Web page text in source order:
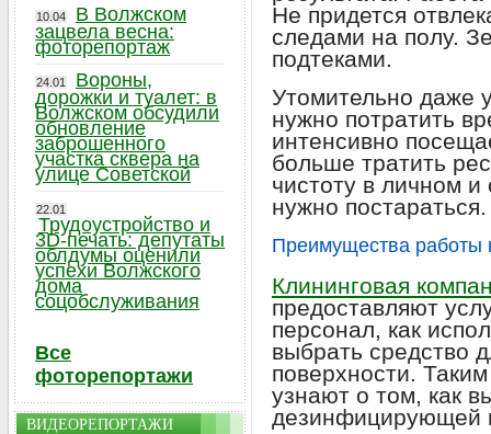
Не придется
следами на полу.
подтеками.
Утомительно даже
нужно потратить
интенсивно
больше тратить
чистоту в личном
нужно постараться.
Преимущества работы
Клининговая
предоставляют
персонал, как
выбрать средство
поверхности.
узнают о том, как
дезинфицирующей
10.04
В Волжском
зацвела весна:
фоторепортаж
24.01
Вороны,
дорожки и туалет: в
Волжском обсудили
обновление
заброшенного
участка сквера на
улице Советской
22.01
Трудоустройство и
3D-печать: депутаты
облдумы оценили
успехи Волжского
дома
соцобслуживания
Все
фоторепортажи
ВИДЕОРЕПОРТАЖИ